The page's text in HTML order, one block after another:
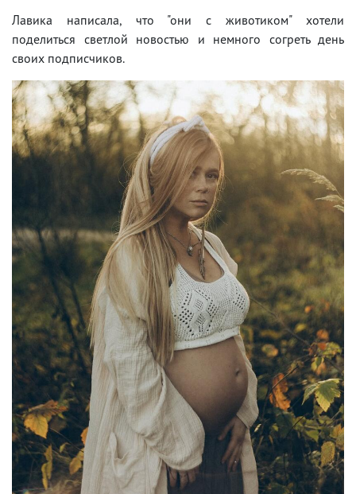
Лавика написала, что "они с животиком" хотели
поделиться светлой новостью и немного согреть день
своих подписчиков.